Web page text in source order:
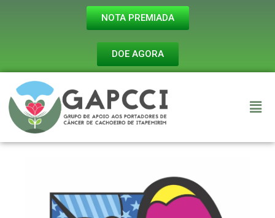
NOTA PREMIADA
DOE AGORA